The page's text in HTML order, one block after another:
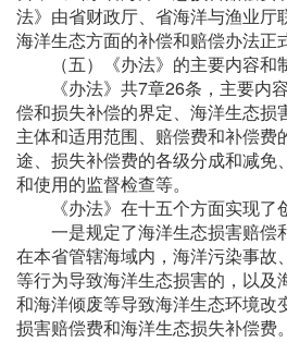
法》由省财政厅、省海洋与渔业厅
海洋生态方面的补偿和赔偿办法正
（五）《办法》的主要内容和
《办法》共7章26条，主要内
偿和损失补偿的界定、海洋生态损
主体和适用范围、赔偿费和补偿费
途、损失补偿费的各级分成和减免
和使用的监督检查等。
《办法》在十五个方面实现了创
一是规定了海洋生态损害赔偿
在本省管辖海域内，海洋污染事故
等行为导致海洋生态损害的，以及
和海洋倾废等导致海洋生态环境改
损害赔偿费和海洋生态损失补偿费